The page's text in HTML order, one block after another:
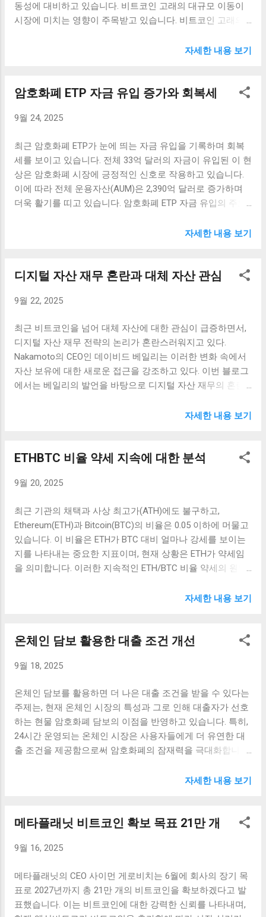
적으로 가격 변동성에 기여할 수 있다. 현재 비트코인은 11만
8천 달러라는 강력한 저항선을 향해 나아가고 있는데, 이는
그러나 이러한 가격 도전은 결코 쉽지 않을 것이며, 시장의 불
단계로 나아가려면 여러 도전과 난관을 극복해야 한다는 점
에서 시장 참여자들의 심리는 중요한 역할을 한다. 비트코인
에 크게 반영될 수 있다. 특히, 최근 비트코인에 대한 긍정적
인 소식들이 이어지면서 많은 투자자들이 시장에 유입되고
있다. 이러한 참여자들의 행동은 가격 발견...
동성에 대비하고 있습니다. 비트코인 고래의 대규모 이동이
시장에 미치는 영향이 주목받고 있습니다. 비트코인 고래의
을 보유하고 있는 개인이나 기관을 일컫는 용어로, 이들이 대
가 연준의 금리 결정 앞두고 이동한 사건은 시장 참여자들의
종종 해당 자산의 가격 또는 변동성에 큰 영향을 미치는데, 왜
름을 암시할 수 있기 때문입니다. 비트코인 고래가 대규모 이
동을 감행하는 이유는 다양합니다. 첫째로, 고래들은 시장의
큰 흐름을 고려해 자신들의 포지션을 조정하는 경향이 있습
니다. 둘째로, 연준의 금리 결정과 같은 중요한 경제 이벤트를
고려하여 위험을 최소화하고자 하는 것입니다. 이는 고래가
들의 행동은 어떤 특정한 맥락이나 전략적 선택이 따른 결과
다. 예를 들어, 비트코인이 대규모로 이동하면 일반 거래자들
되죠. 따라서, 비트코인 시장에서의 고래의 움직임을 모니터
가 아닌 중요한 변화의 전조일 수 있음을 시사합니다. 시장 변
동성과 트레이더의 반응 비트코인 고래의 대규모 이동은 글
로벌 시장에서 큰 변동성을 초래할 수 있습니다. 특히, 최근
연준의 금리 결정과 같은 외부 변수와 맞...
자세한 내용 보기
암호화폐 ETP 자금 유입 증가와 회복세
9월 24, 2025
최근 암호화폐 ETP가 눈에 띄는 자금 유입을 기록하며 회복
세를 보이고 있습니다. 전체 33억 달러의 자금이 유입된 이 현
상은 암호화폐 시장에 긍정적인 신호로 작용하고 있습니다.
이에 따라 전체 운용자산(AUM)은 2,390억 달러로 증가하며
더욱 활기를 띠고 있습니다. 암호화폐 ETP 자금 유입의 주요
서 점점 더 인기를 끌고 있으며, 이는 자금 유입 증가의 주요
투자도 자연스럽게 늘어났습니다. 이러한 상황은 여러 가지
확실성이 지속되면서 안전자산으로의 선호가 증가하고 있습
하나의 대안으로 고려하고 있으며, 이러한 경향은 ETP에 대
한 자금 유입을 더욱 촉진하고 있습니다. 둘째, 최근의 긍정적
인 시장 전망 또한 중요한 요소로 작용하고 있습니다. 전문가
들은 암호화폐 시장이 이제 막 회복세에 들어섰다고 분석하
며, 이는 여러 암호화폐의 가격 상승으로 이어질 것으로 예상
해 암호화폐에 대한 투자에 나서도록 유도하고 있습니다. 셋
이는 ETP에 대한 신뢰성을 높이고 있습니다. 많은 기관 투자
수 있는 방안으로 ETP를 선택하게 되며 이로 인해 자금 유입
나 현재 암호화폐 시장에서 비트코인과 솔라나가 회복세를
이끌고 있는 주요한 주체로 부각되고 있습니다. 비트코인은
여전히 시장의 주도적인 위치를 차지하고 있으며, 현재의 유
입 자금 흐름 속에서도 그 위상이 더욱 공...
자세한 내용 보기
디지털 자산 재무 혼란과 대체 자산 관심
9월 22, 2025
최근 비트코인을 넘어 대체 자산에 대한 관심이 급증하면서,
디지털 자산 재무 전략의 논리가 혼란스러워지고 있다.
Nakamoto의 CEO인 데이비드 베일리는 이러한 변화 속에서
자산 보유에 대한 새로운 접근을 강조하고 있다. 이번 블로그
에서는 베일리의 발언을 바탕으로 디지털 자산 재무의 혼란
자산 재무의 혼란 디지털 자산 시장은 지속적으로 변화하고
전략은 더 이상 유효하지 않을 수 있다. 이런 변화는 금융 전
의 전통적인 재무 관리 방식은 주식, 채권, 부동산 등의 자산
존 방식을 재정립해야 할 필요성을 제기하고 있다. 많은 기업
들이 비트코인과 같은 암호화폐를 대차대조표에 포함시키고
있으며, 이는 디지털 자산이 이제는 그냥 투자 자산이 아닌 실
질적인 회계 자산으로 자리 잡고 있음을 시사한다. 또한, 베일
리가 언급한 것처럼 "디지털 자산 재무"라는 용어 자체가 혼
지털 자산의 개념이 충돌하고 있다는 점을 의미한다. 따라서
이 실제로 어떤 가치를 지니는지 더욱 면밀히 분석할 필요성
대한 관심이 높아지면서, 투자자들은 비트코인과 같은 디지
통계에 따르면, 지난 몇 년 간 대체 자산 관리 시장은 괄목할
만한 성장을 보여주고 있으며, 이는 새로운 투자 기회로 작용
하고 있다. 대체 자산에는 암호화폐 외에도 예술품, 귀금속,
그리고 부동산 등 다양한 형태가...
자세한 내용 보기
ETHBTC 비율 약세 지속에 대한 분석
9월 20, 2025
최근 기관의 채택과 사상 최고가(ATH)에도 불구하고,
Ethereum(ETH)과 Bitcoin(BTC)의 비율은 0.05 이하에 머물고
있습니다. 이 비율은 ETH가 BTC 대비 얼마나 강세를 보이는
지를 나타내는 중요한 지표이며, 현재 상황은 ETH가 약세임
을 의미합니다. 이러한 지속적인 ETH/BTC 비율 약세의 원인
의 지속적인 약세 현상 Ethereum(ETH)와 Bitcoin(BTC)의 가
ETH/BTC 비율은 0.05 이하로 계속 유지되고 있습니다. 이러
음을 나타냅니다. 이러한 약세의 가장 큰 원인 중 하나는 시장
있으며, ETH의 경우 시장에서 상대적으로 덜 주목받고 있는
상황입니다. 특히, BTC의 안전자산으로서의 위치와 인식이
강화되면서 투자자들이 BTC를 우선적으로 선택하는 경향을
보이고 있습니다. 또한, ETH의 발전에도 불구하고, 신뢰도와
안정성 측면에서는 여전히 BTC가 더 높게 평가되고 있습니
로 작용하고 있습니다. 더불어, ETH의 네트워크 업그레이드
과 시장 반응의 상관관계 기관의 암호화폐 채택이 증가하고
있습니다. 이는 기관 투자자들이 ETH보다는 BTC를 선호하는
줍니다. 기관들이 BTC에 대한 신뢰를 가지고 있으며, ETH에
비해 더 안전한 투자 옵션으로 인식하고 있다는 점이 주효하
게 작용하고 있습니다. 기관의 차익...
자세한 내용 보기
온체인 담보 활용한 대출 조건 개선
9월 18, 2025
온체인 담보를 활용하면 더 나은 대출 조건을 받을 수 있다는
주제는, 현재 온체인 시장의 특성과 그로 인해 대출자가 선호
하는 현물 암호화폐 담보의 이점을 반영하고 있습니다. 특히,
24시간 운영되는 온체인 시장은 사용자들에게 더 유연한 대
출 조건을 제공함으로써 암호화폐의 잠재력을 극대화합니다.
층적으로 살펴보겠습니다. 온체인 담보의 이점: 유연한 대출
든지 거래할 수 있는 온체인 시장의 장점을 누릴 수 있습니다.
요한 대기 시간을 줄여줍니다. 대출자는 현물 암호화폐를 담
대출 한도를 설정할 수 있습니다. 또한, 대출자들은 온체인 플
랫폼에서 빠르고 쉽게 자산을 관리하고, 추가 자산을 담보로
제공하여 대출 조건을 더욱 개선할 수 있는 기회를 가집니다.
자세한 내용 보기
메타플래닛 비트코인 확보 목표 21만 개
9월 16, 2025
메타플래닛의 CEO 사이먼 게로비치는 6월에 회사의 장기 목
표로 2027년까지 총 21만 개의 비트코인을 확보하겠다고 발
표했습니다. 이는 비트코인에 대한 강력한 신뢰를 나타내며,